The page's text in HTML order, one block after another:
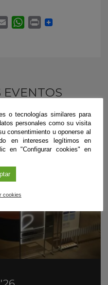
EVENTOS
o tecnologías similares para
personales como su visita
consentimiento u oponerse al
en intereses legítimos en
en "Configurar cookies" en
cookies